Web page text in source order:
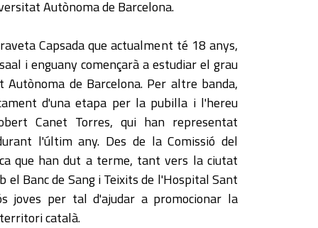
Autònoma de Barcelona.
Capsada que actualment té 18 anys,
i enguany començarà a estudiar el grau
de Barcelona. Per altre banda,
d'una etapa per la pubilla i l'hereu
Canet Torres, qui han representat
l'últim any. Des de la Comissió del
que han dut a terme, tant vers la ciutat
el Banc de Sang i Teixits de l'Hospital Sant
joves per tal d'ajudar a promocionar la
català.